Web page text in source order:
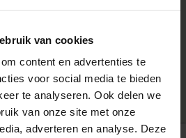
van cookies
content en advertenties te
voor social media te bieden
te analyseren. Ook delen we
van onze site met onze
adverteren en analyse. Deze
zoals een T-Rex,
en glutenvrij
tijdens het spelen
vanaf 3 jaar
2+